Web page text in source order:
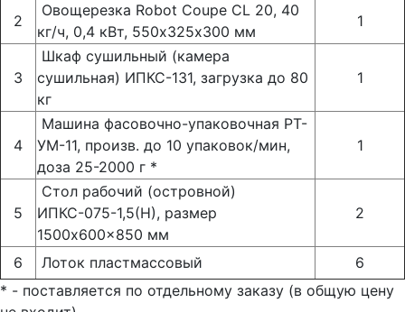
2
Овощерезка Robot Coupe CL 20, 40
кг/ч, 0,4 кВт, 550х325х300 мм
1
3
Шкаф сушильный (камера
сушильная) ИПКС-131, загрузка до 80
кг
1
4
Машина фасовочно-упаковочная РТ-
УМ-11, произв. до 10 упаковок/мин,
доза 25-2000 г *
1
5
Стол рабочий (островной)
ИПКС-075-1,5(Н), размер
1500x600x850 мм
2
6 Лоток пластмассовый
6
* - поставляется по отдельному заказу (в общую цену